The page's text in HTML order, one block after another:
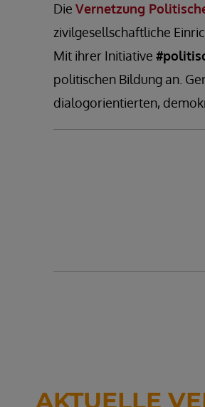
Die Vernetzung
zivilgesellschaftliche
Mit ihrer Initiative
politischen Bildung an.
dialogorientierten,
AKTUELLE